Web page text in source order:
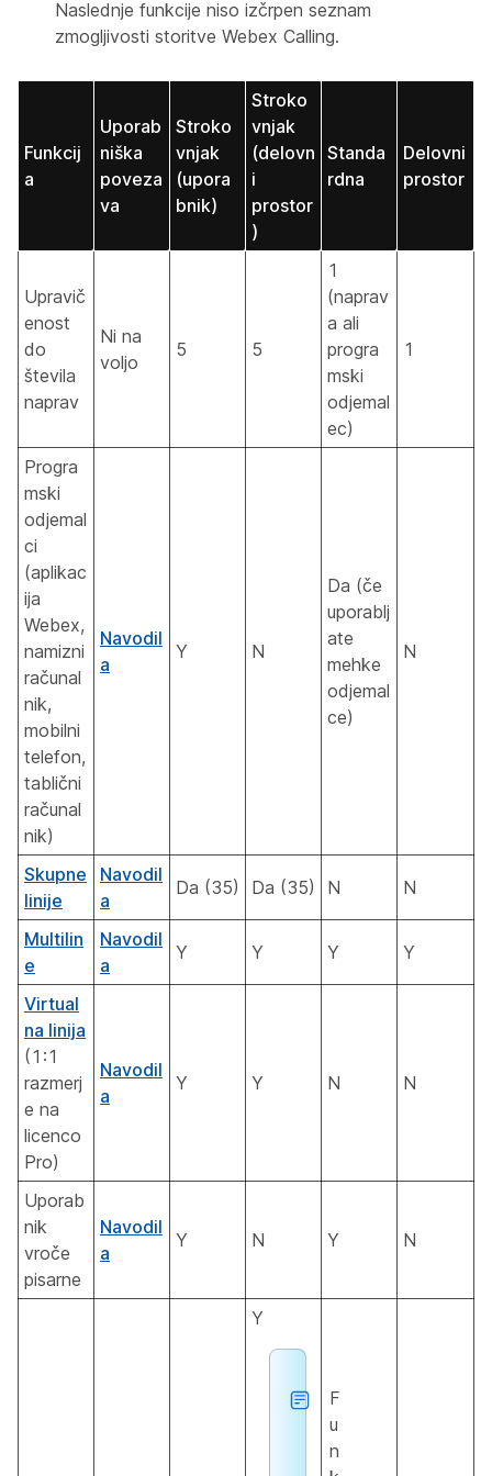
Naslednje funkcije niso izčrpen seznam
zmogljivosti storitve Webex Calling.
Funkcij
a
Uporab
niška
poveza
va
Stroko
vnjak
(upora
bnik)
Stroko
vnjak
(delovn
i
prostor
)
Standa
rdna
Delovni
prostor
Upravič
enost
do
števila
naprav
Ni na
voljo
5 5
1
(naprav
a ali
progra
mski
odjemal
ec)
1
Progra
mski
odjemal
ci
(aplikac
ija
Webex,
namizni
računal
nik,
mobilni
telefon,
tablični
računal
nik)
Navodil
a
Y N
Da (če
uporablj
ate
mehke
odjemal
ce)
N
Skupne
linije
Navodil
a
Da (35) Da (35) N N
Multilin
e
Navodil
a
Y Y Y Y
Virtual
na linija
(1:1
razmerj
e na
licenco
Pro)
Navodil
a
Y Y N N
Uporab
nik
vroče
pisarne
Navodil
a
Y N Y N
Y
F
u
n